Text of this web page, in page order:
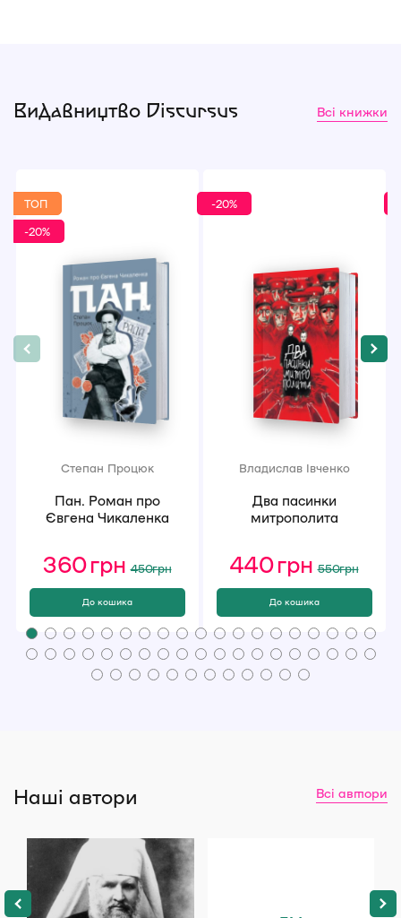
Видавництво Discursus Всі книжки
Пан. Роман про
Євгена Чикаленка
ТОП
-20%
450грн
Оригінальна
ціна:
450 грн.
360грнПоточна
ціна:
360 грн.
Степан Процюк
До кошика
Два пасинки
митрополита
-20%
550грн
ціна:
550 грн.
440грнПоточна
ціна:
440 грн.
Владислав Івченко
До кошика
Наші автори Всі автори